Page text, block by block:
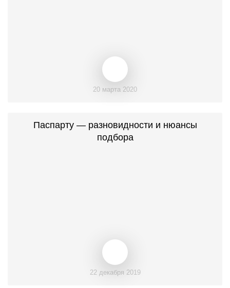
20 марта 2020
Паспарту — разновидности и нюансы
подбора
22 декабря 2019